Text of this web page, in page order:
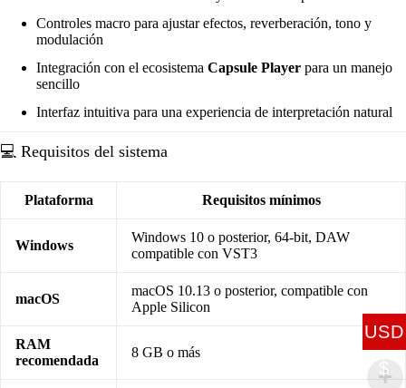
Controles macro para ajustar efectos, reverberación, tono y
modulación
Integración con el ecosistema Capsule Player para un manejo
sencillo
Interfaz intuitiva para una experiencia de interpretación natural
💻 Requisitos del sistema
Plataforma Requisitos mínimos
Windows
Windows 10 o posterior, 64-bit, DAW
compatible con VST3
macOS
macOS 10.13 o posterior, compatible con
Apple Silicon
RAM
recomendada
8 GB o más
USD
$